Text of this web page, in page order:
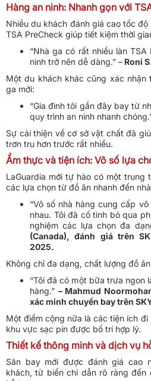
Hàng an ninh: Nhanh gọn với
Nhiều du khách đánh giá cao tốc
TSA PreCheck giúp tiết kiệm thời
“Nhà ga có rất nhiều làn
ninh trở nên dễ dàng.” – Roni
Một du khách khác cũng xác nhận
ga mới:
“Gia đình tôi gần đây bay từ
quy trình an ninh nhanh
Sự cải thiện về cơ sở vật chất đã
trơn tru hơn trước rất nhiều.
Ẩm thực và tiện ích: Vô số lựa
LaGuardia mới tự hào có một trung
các lựa chọn từ đồ ăn nhanh đến
“Vô số nhà hàng cung cấp
nhau. Tôi đã cố tình bỏ qua
nghiệm các lựa chọn đa
(Canada), đánh giá trên
2025.
Không chỉ đa dạng, chất lượng đồ
“Tôi đã có một bữa trưa ngon
hàng.” – Mahmud
xác minh chuyến bay trên
Một điểm cộng nữa là các tiện ích đi
khu vực sạc pin được bố trí hợp lý.
Thiết kế thông minh và dịch vụ
Sân bay mới được đánh giá cao
khách, từ biển chỉ dẫn rõ ràng đến